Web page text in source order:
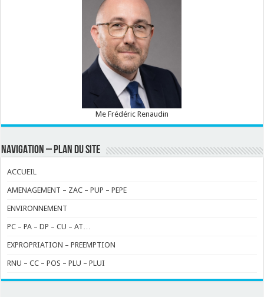
Me Frédéric Renaudin
NAVIGATION – PLAN DU SITE
ACCUEIL
AMENAGEMENT – ZAC – PUP – PEPE
ENVIRONNEMENT
PC – PA – DP – CU – AT…
EXPROPRIATION – PREEMPTION
RNU – CC – POS – PLU – PLUI